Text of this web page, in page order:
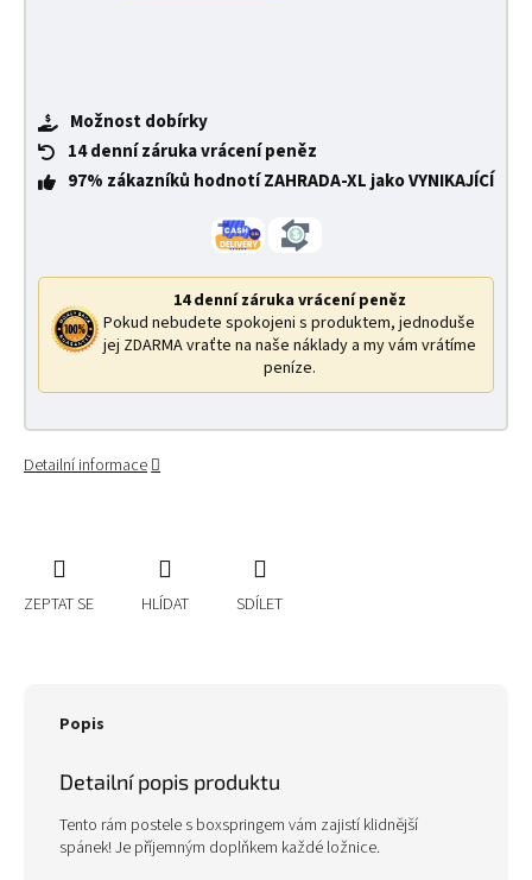
Možnost dobírky
14 denní záruka vrácení peněz
97% zákazníků hodnotí ZAHRADA-XL jako VYNIKAJÍCÍ
14 denní záruka vrácení peněz
Pokud nebudete spokojeni s produktem, jednoduše
jej ZDARMA vraťte na naše náklady a my vám vrátíme
peníze.
Detailní informace
ZEPTAT SE HLÍDAT SDÍLET
Popis
Detailní popis produktu
Tento rám postele s boxspringem vám zajistí klidnější
spánek! Je příjemným doplňkem každé ložnice.